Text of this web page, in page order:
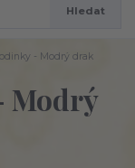
Hledat
- Modrý drak
Modrý